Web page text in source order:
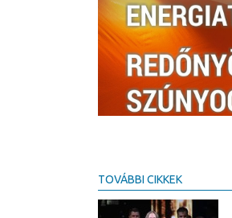
TOVÁBBI CIKKEK